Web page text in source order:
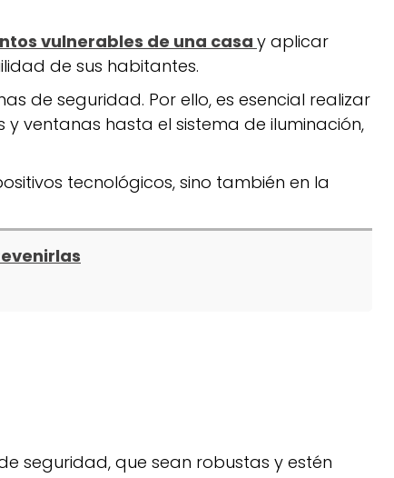
vulnerables de una casa y aplicar
de sus habitantes.
de seguridad. Por ello, es esencial realizar
ventanas hasta el sistema de iluminación,
tecnológicos, sino también en la
seguridad, que sean robustas y estén